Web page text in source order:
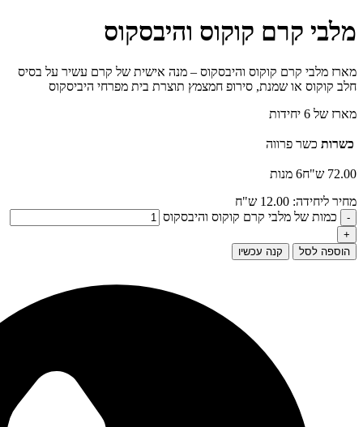
מלבי קרם קוקוס והיבסקוס
מארז מלבי קרם קוקוס והיבסקוס – מנה אישית של קרם עשיר על בסיס
חלב קוקוס או שמנת, סירופ חמצמץ תוצרת בית מפרחי היביסקוס
מארז של 6 יחידות
כשרות כשר פרווה
72.00 ש"ח6 מנות
מחיר ליחידה: 12.00
ש"ח
כמות של מלבי קרם קוקוס והיבסקוס
הוספה לסל קנה עכשיו